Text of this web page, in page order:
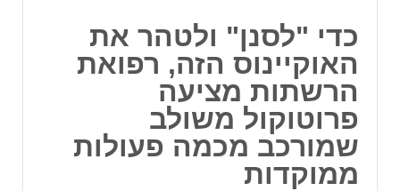
כדי "לסנן" ולטהר את
האוקיינוס הזה, רפואת
הרשתות מציעה
פרוטוקול משולב
שמורכב מכמה פעולות
ממוקדות